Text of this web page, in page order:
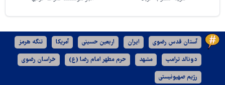
آستان قدس رضوی ایران اربعین حسینی آمریکا تنگه هرمز
دونالد ترامپ مشهد حرم مطهر امام رضا (ع) خراسان رضوی
رژیم صهیونیستی